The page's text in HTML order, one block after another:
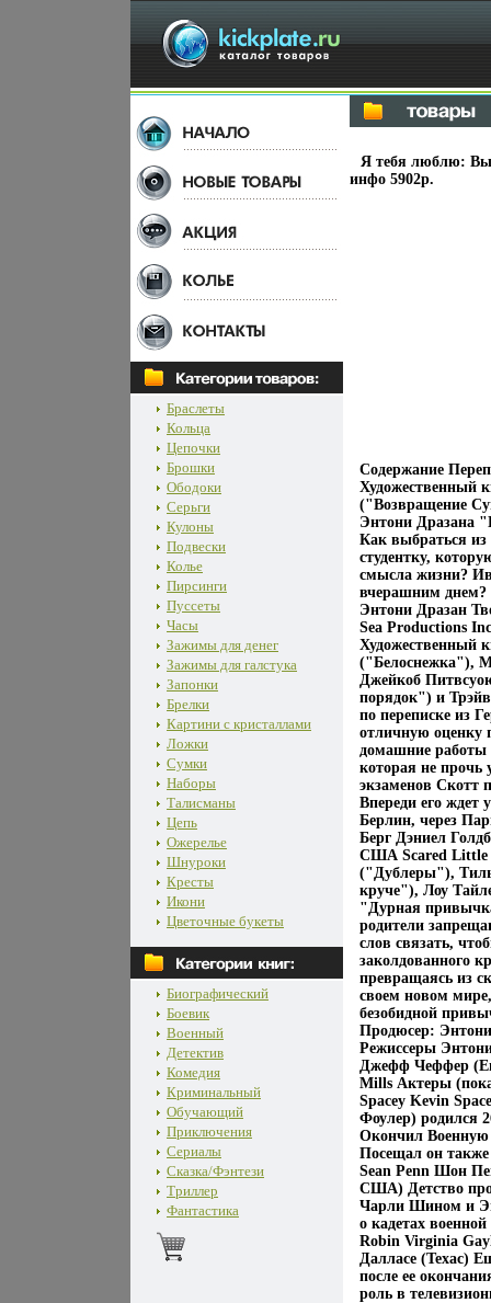
Браслеты
Кольца
Цепочки
Брошки
Ободоки
Серьги
Кулоны
Подвески
Колье
Пирсинги
Пуссеты
Часы
Зажимы для денег
Зажимы для галстука
Запонки
Брелки
Картини с кристаллами
Ложки
Сумки
Наборы
Талисманы
Цепь
Ожерелье
Шнуроки
Кресты
Икони
Цветочные букеты
Биографический
Боевик
Военный
Детектив
Комедия
Криминальный
Обучающий
Приключения
Сериалы
Сказка/Фэнтези
Триллер
Фантастика
Я тебя люблю:
инфо 5902p.
Содержание
Художественный
("Возвращение
Энтони Дразана
Как выбраться из
студентку,
смысла жизни?
вчерашним днем?
Энтони Дразан
Sea Productions
Художественный
("Белоснежка"),
Джейкоб
порядок") и
по переписке из
отличную оценку
домашние работы
которая не прочь
экзаменов Скотт
Впереди его ждет
Берлин, через
Берг Дэниел
США Scared Little
("Дублеры"),
круче"), Лоу
"Дурная
родители
слов связать,
заколдованного
превращаясь из
своем новом
безобидной
Продюсер:
Режиссеры
Джефф Чеффер
Mills Актеры
Spacey Kevin
Фоулер) родился
Окончил
Посещал он
Sean Penn Шон
США) Детство
Чарли Шином и
о кадетах
Robin Virginia
Далласе (Техас)
после ее
роль в